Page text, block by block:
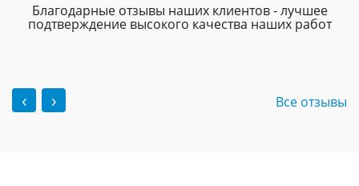
Благодарные отзывы наших клиентов - лучшее
подтверждение высокого качества наших работ
‹ › Все отзывы